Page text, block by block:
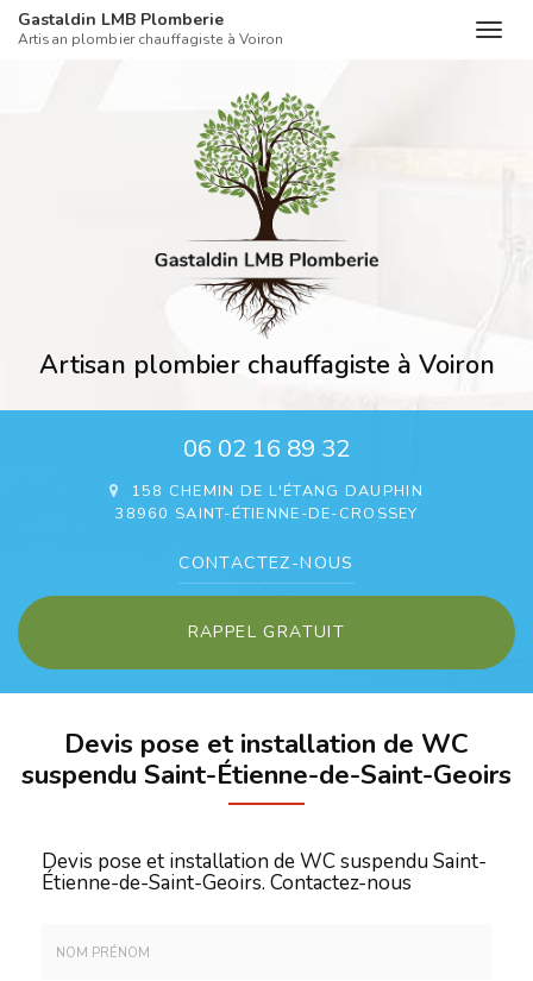
Gastaldin LMB Plomberie
Artisan plombier chauffagiste à Voiron
Artisan plombier chauffagiste à Voiron
06 02 16 89 32
158 CHEMIN DE L'ÉTANG DAUPHIN
38960 SAINT-ÉTIENNE-DE-CROSSEY
CONTACTEZ-NOUS
RAPPEL GRATUIT
Devis pose et installation de WC
suspendu Saint-Étienne-de-Saint-Geoirs
Devis pose et installation de WC suspendu Saint-
Étienne-de-Saint-Geoirs. Contactez-nous